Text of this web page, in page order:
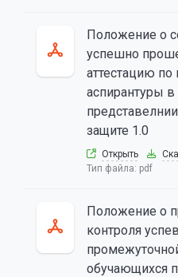
Положение о
успешно
аттестацию
аспирантуры
защите 1.0
Открыть
Тип файла: pdf
Положение о
контроля
обучающихся